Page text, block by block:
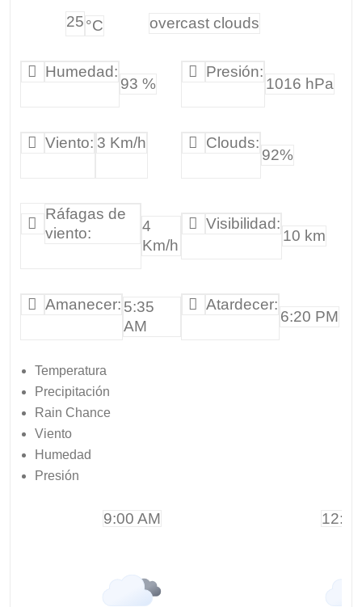
25°C overcast clouds
Humedad:
93 %
Presión:
1016 hPa
Viento: 3 Km/h Clouds:
92%
Ráfagas de
viento:
4
Km/h
Visibilidad:
10 km
Amanecer: 5:35
AM
Atardecer:
6:20 PM
Temperatura
Precipitación
Rain Chance
Viento
Humedad
Presión
9:00 AM